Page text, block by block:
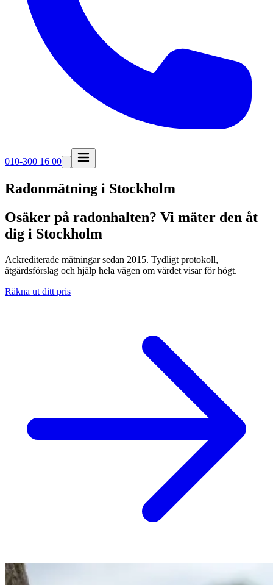
010-300 16 00
Radonmätning i Stockholm
Osäker på radonhalten? Vi mäter den åt
dig i Stockholm
Ackrediterade mätningar sedan 2015. Tydligt protokoll,
åtgärdsförslag och hjälp hela vägen om värdet visar för högt.
Räkna ut ditt pris